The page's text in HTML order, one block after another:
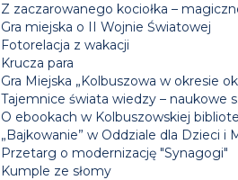
Z zaczarowanego kociołka –
Gra miejska o II Wojnie Światowej
Fotorelacja z wakacji
Krucza para
Gra Miejska „Kolbuszowa w okresie
Tajemnice świata wiedzy – naukowe
O ebookach w Kolbuszowskiej
„Bajkowanie” w Oddziale dla Dzieci i
Przetarg o modernizację "Synagogi"
Kumple ze słomy